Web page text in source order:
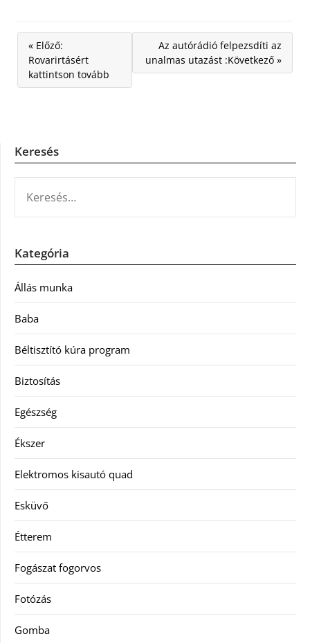
« Előző:
Rovarirtásért
kattintson tovább
Az autórádió felpezsdíti az
unalmas utazást :Következő »
Keresés
Kategória
Állás munka
Baba
Béltisztító kúra program
Biztosítás
Egészség
Ékszer
Elektromos kisautó quad
Esküvő
Étterem
Fogászat fogorvos
Fotózás
Gomba